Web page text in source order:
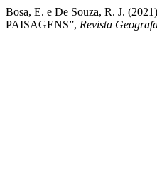
Bosa, E. e De Souza, R. J.
PAISAGENS”, Revista